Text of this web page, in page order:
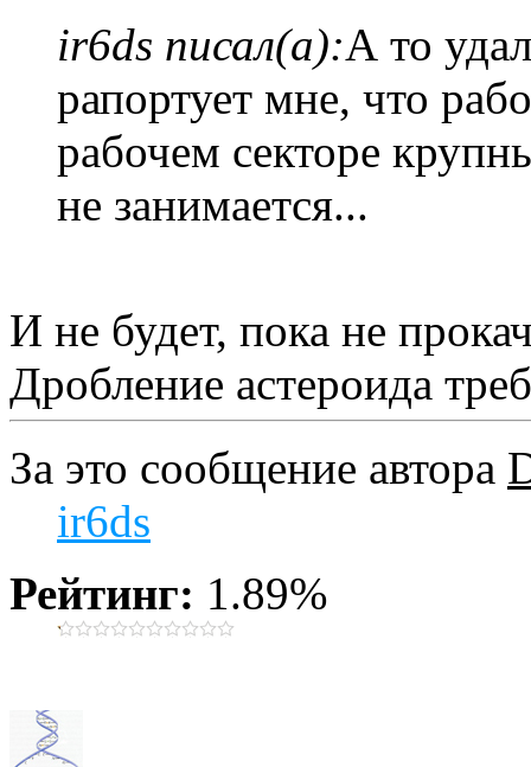
ir6ds писал(а):А то
рапортует мне, что
рабочем секторе
не занимается...
И не будет, пока не
Дробление астероида
За это сообщение автора
ir6ds
Рейтинг: 1.89%